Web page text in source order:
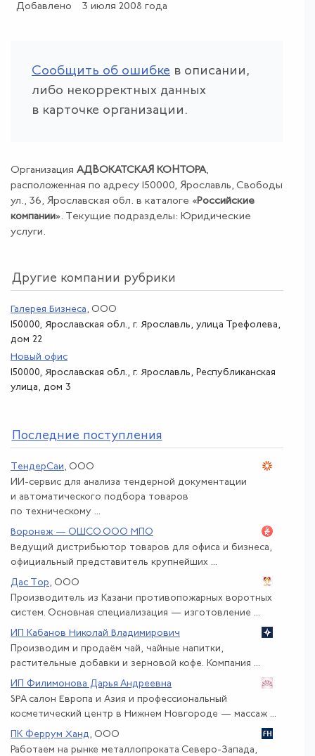
Добавлено 3 июля 2008 года
Сообщить об ошибке в описании,
либо некорректных данных
в карточке организации.
Организация АДВОКАТСКАЯ КОНТОРА,
расположенная по адресу 150000, Ярославль, Свободы
ул., 36, Ярославская обл. в каталоге «Российские
компании». Текущие подразделы: Юридические
услуги.
Другие компании рубрики
Галерея Бизнеса , ООО
150000, Ярославская обл., г. Ярославль, улица Трефолева,
дом 22
Новый офис
150000, Ярославская обл., г. Ярославль, Республиканская
улица, дом 3
Последние поступления
ТендерСаи , ООО
ИИ-сервис для анализа тендерной документации
и автоматического подбора товаров
по техническому ...
Воронеж — ОШСО ООО МПО
Ведущий дистрибьютор товаров для офиса и бизнеса,
официальный представитель крупнейших ...
Дас Тор , ООО
Производитель из Казани противопожарных воротных
систем. Основная специализация — изготовление ...
ИП Кабанов Николай Владимирович
Производим и продаём чай, чайные напитки,
растительные добавки и зерновой кофе. Компания ...
ИП Филимонова Дарья Андреевна
SPA салон Европа и Азия и профессиональный
косметический центр в Нижнем Новгороде — массаж ...
ПК Феррум Ханд , ООО
Работаем на рынке металлопроката Северо-Запада,